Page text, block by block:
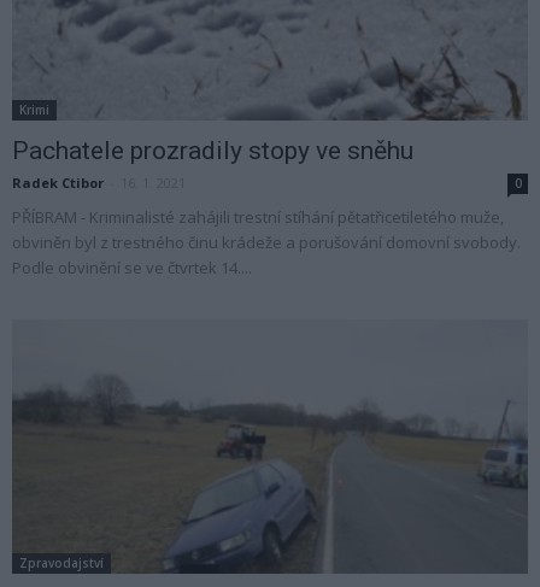
Krimi
Pachatele prozradily stopy ve sněhu
Radek Ctibor 0
PŘÍBRAM - Kriminalisté zahájili trestní stíhání pětatřicetiletého muže,
obviněn byl z trestného činu krádeže a porušování domovní svobody.
Podle obvinění se ve čtvrtek 14....
Zpravodajství